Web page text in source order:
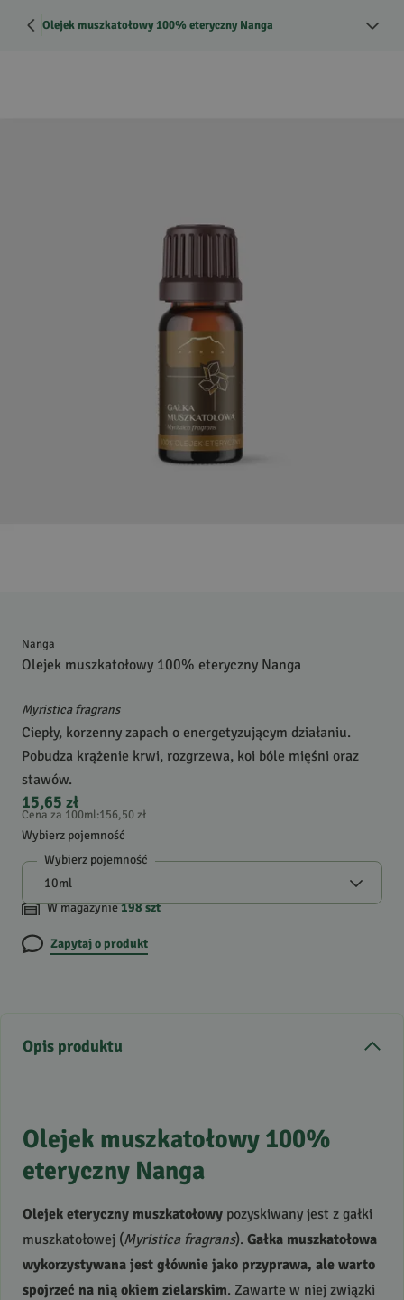
Olejek muszkatołowy 100% eteryczny Nanga
Nanga
Olejek muszkatołowy 100% eteryczny Nanga
Myristica fragrans
Ciepły, korzenny zapach o energetyzującym działaniu.
Pobudza krążenie krwi, rozgrzewa, koi bóle mięśni oraz
stawów.
15,65 zł
Cena za 100ml:156,50 zł
Wybierz pojemność
Wybierz pojemność
W magazynie198szt
Zapytaj o produkt
Opis produktu
Olejek muszkatołowy 100%
eteryczny Nanga
Olejek eteryczny muszkatołowy pozyskiwany jest z gałki
muszkatołowej (Myristica fragrans). Gałka muszkatołowa
wykorzystywana jest głównie jako przyprawa, ale warto
spojrzeć na nią okiem zielarskim. Zawarte w niej związki